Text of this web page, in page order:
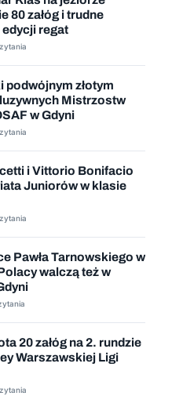
80 załóg i trudne
regat
podwójnym złotym
Mistrzostw
w Gdyni
i Vittorio Bonifacio
Juniorów w klasie
Pawła Tarnowskiego w
walczą też w
20 załóg na 2. rundzie
Warszawskiej Ligi